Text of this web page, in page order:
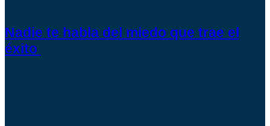
Nadie te habla del miedo que trae el
éxito